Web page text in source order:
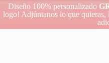
Diseño 100% personalizado
logo! Adjúntanos lo que quieras,